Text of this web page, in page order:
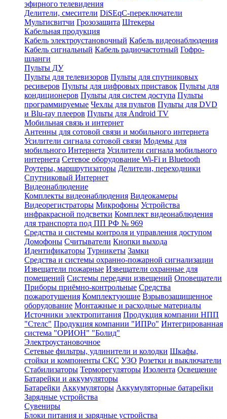
эфирного телевидения
Делители, смесители DiSEqC-переключатели
Мультисвитчи Грозозащита Штекеры
Кабельная продукция
Кабель электроустановочный Кабель видеонаблюдения
Кабель сигнальный Кабель радиочастотный Гофро-
шланги
Пульты ДУ
Пульты для телевизоров Пульты для спутниковых
ресиверов Пульты для цифровых приставок Пульты для
кондиционеров Пульты для систем доступа Пульты
программируемые Чехлы для пультов Пульты для DVD
и Blu-ray плееров Пульты для Android TV
Мобильная связь и интернет
Антенны для сотовой связи и мобильного интернета
Усилители сигнала сотовой связи Модемы для
мобильного Интернета Усилители сигнала мобильного
интернета Сетевое оборудование Wi-Fi и Bluetooth
Роутеры, маршрутизаторы Делители, переходники
Спутниковый Интернет
Видеонаблюдение
Комплекты видеонаблюдения Видеокамеры
Видеорегистраторы Микрофоны Устройства
инфракрасной подсветки Комплект видеонаблюдения
для транспорта под ПП РФ № 969
Средства и системы контроля и управления доступом
Домофоны Считыватели Кнопки выхода
Идентификаторы Турникеты Замки
Средства и системы охранно-пожарной сигнализации
Извещатели пожарные Извещатели охранные для
помещений Системы передачи извещений Оповещатели
Приборы приёмно-контрольные Средства
пожаротушения Комплектующие Взрывозащищенное
оборудование Монтажные и расходные материалы
Источники электропитания Продукция компании НПП
"Стелс" Продукция компании "ИПРо" Интегрированная
система "ОРИОН" "Болид"
Электроустановочное
Сетевые фильтры, удлинители и колодки Шкафы,
стойки и компоненты СКС УЗО Розетки и выключатели
Стабилизаторы Терморегуляторы Изолента Освещение
Батарейки и аккумуляторы
Батарейки Аккумуляторы Аккумуляторные батарейки
Зарядные устройства
Сувениры
Блоки питания и зарядные устройства